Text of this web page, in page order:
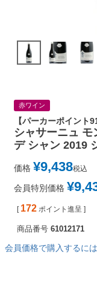
赤ワイン
【パーカーポイント
シャサーニュ
デ シャン 2019
価格 ¥9,438税込
会員特別価格 ¥
[ 172 ポイント進呈 ]
商品番号 61012171
会員価格で購入するに